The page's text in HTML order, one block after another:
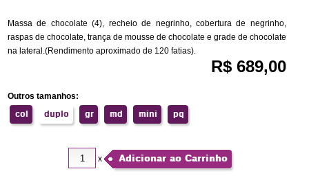
Massa de chocolate (4), recheio de negrinho, cobertura de negrinho,
raspas de chocolate, trança de mousse de chocolate e grade de chocolate
na lateral.(Rendimento aproximado de 120 fatias).
R$ 689,00
Outros tamanhos:
col
duplo gr md mini pq
x Adicionar ao Carrinho